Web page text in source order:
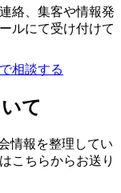
絡、集客や情報発
ルにて受け付けて
相談する
て
情報を整理してい
こちらからお送り